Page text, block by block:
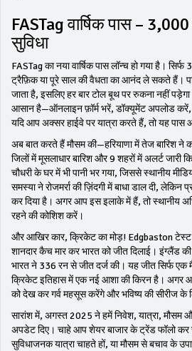
FASTag वार्षिक पास –
सुविधा
FASTag का नया वार्षिक पास लॉन्च हो गया है।
ट्रैफ़िक या पूरे साल की वैधता का आनंद ले सकते हैं।
जाता है, इसलिए हर बार टोल बूथ पर रुकना नहीं
आसान है—ऑनलाइन फ़ॉर्म भरें, डॉक्यूमेंट अपलोड
यदि आप अक्सर हाईवे पर यात्रा करते हैं, तो यह
अब बात करते हैं मौसम की—हरियाणा में तेज बारिश ने
जिलों में मूसलाधार बारिश और 9 शहरों में अलर्ट जारी
चौधरी के घर में भी पानी भर गया, जिससे स्थानीय
समस्या ने रोजमर्रा की ज़िंदगी में बाधा डाल दी,
कर दिया है। अगर आप इस इलाके में हैं, तो स्थानीय
रहने की कोशिश करें।
और आखिर कार, क्रिकेट का मोड़! Edgbaston टेस्ट
शानदार कैच मार कर भारत को जीत दिलाई। इंग्लैंड
भारत ने 336 रन से जीत दर्ज की। यह जीत सिर्फ एक
क्रिकेट इतिहास में एक नई आशा की किरन है। अगर
को देख कर गर्व महसूस करेंगे और भविष्य की सीरीज के
सारांश में, अगस्त 2025 ने हमें निवेश, यात्रा, मौसम
अपडेट दिए। चाहे आप शेयर बाजार के ट्रेंड फॉलो कर
सुविधाजनक यात्रा चाहते हों, या मौसम से बचाव के